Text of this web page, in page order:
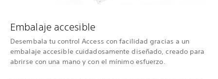
Embalaje accesible
Desembala tu control Access con facilidad gracias a un
embalaje accesible cuidadosamente diseñado, creado para
abrirse con una mano y con el mínimo esfuerzo.